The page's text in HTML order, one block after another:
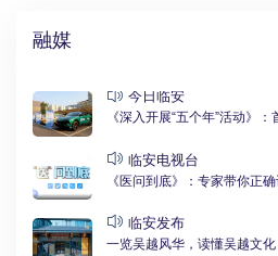
融媒
今日临安
《深入开展“五个年”活动》
临安电视台
《医问到底》：专家带你正
临安发布
一览吴越风华，读懂吴越文